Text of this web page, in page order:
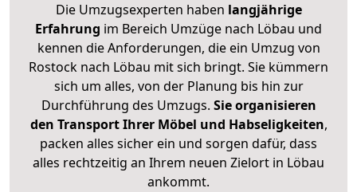
Die Umzugsexperten haben langjährige
Erfahrung im Bereich Umzüge nach Löbau und
kennen die Anforderungen, die ein Umzug von
Rostock nach Löbau mit sich bringt. Sie kümmern
sich um alles, von der Planung bis hin zur
Durchführung des Umzugs. Sie organisieren
den Transport Ihrer Möbel und Habseligkeiten,
packen alles sicher ein und sorgen dafür, dass
alles rechtzeitig an Ihrem neuen Zielort in Löbau
ankommt.